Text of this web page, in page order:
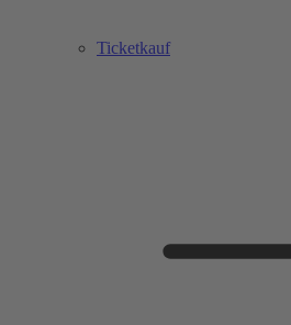
Ticketkauf